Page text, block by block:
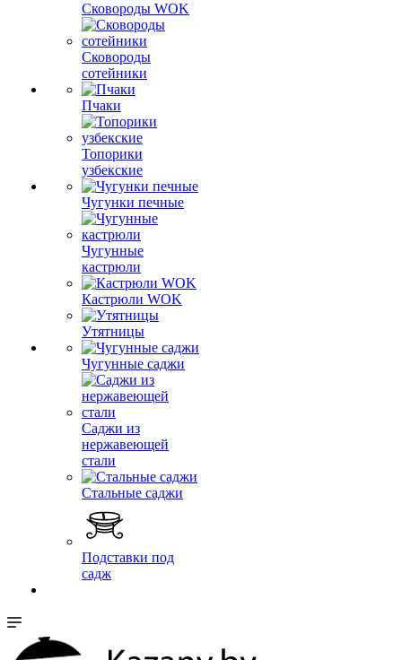
Сковороды WOK
Сковороды
сотейники
Пчаки
Топорики
узбекские
Чугунки печные
Чугунные
кастрюли
Кастрюли WOK
Утятницы
Чугунные саджи
Саджи из
нержавеющей
стали
Стальные саджи
Подставки под
садж